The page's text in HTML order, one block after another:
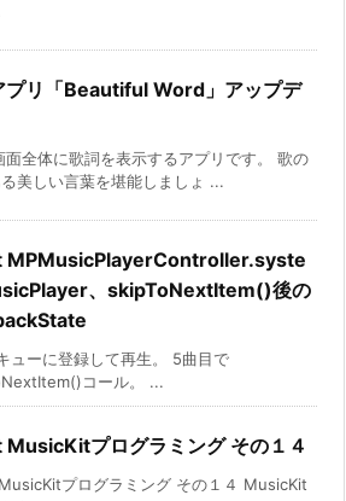
プリ「Beautiful Word」アップデ
面全体に歌詞を表示するアプリです。 歌の
美しい言葉を堪能しましょ ...
MPMusicPlayerController.syste
、skipToNextItem()後の
ューに登録して再生。 5曲目で
コール。 ...
プログラミング その１４
プログラミング その１４ MusicKit